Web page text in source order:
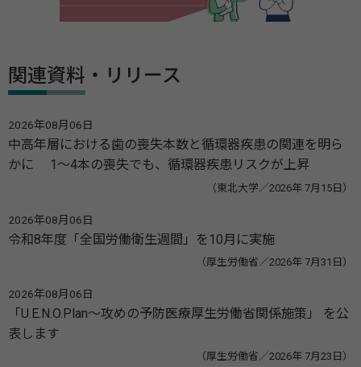
関連資料・リリース
2026年08月06日
中高年層における歯の喪失本数と循環器疾患の関連を明ら
かに 1～4本の喪失でも、循環器疾患リスクが上昇
（東北大学／2026年 7月15日）
2026年08月06日
令和8年度「全国労働衛生週間」を10月に実施
（厚生労働省／2026年 7月31日）
2026年08月06日
「U.E.N.O.Plan～攻めの予防医療厚生労働省関係施策」 を公
表します
（厚生労働省／2026年 7月23日）